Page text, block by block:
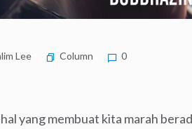
Lee Column 0
yang membuat kita marah